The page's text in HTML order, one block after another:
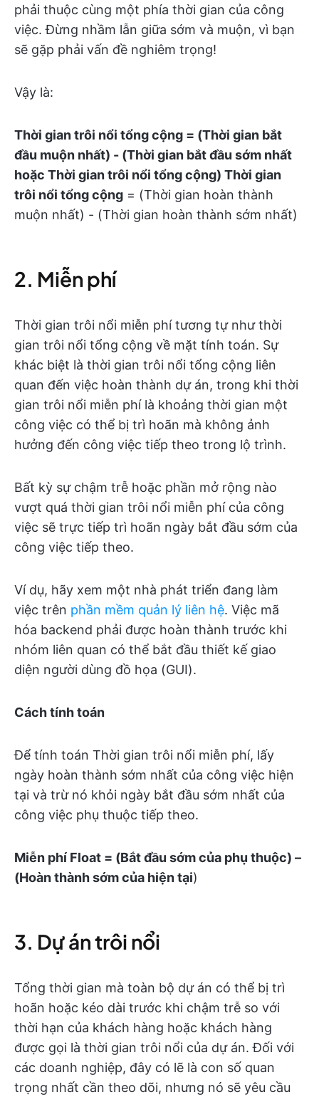
phải thuộc cùng một phía thời gian của công
việc. Đừng nhầm lẫn giữa sớm và muộn, vì bạn
sẽ gặp phải vấn đề nghiêm trọng!
Vậy là:
Thời gian trôi nổi tổng cộng = (Thời gian bắt
đầu muộn nhất) - (Thời gian bắt đầu sớm nhất
hoặc Thời gian trôi nổi tổng cộng) Thời gian
trôi nổi tổng cộng = (Thời gian hoàn thành
muộn nhất) - (Thời gian hoàn thành sớm nhất)
2. Miễn phí
Thời gian trôi nổi miễn phí tương tự như thời
gian trôi nổi tổng cộng về mặt tính toán. Sự
khác biệt là thời gian trôi nổi tổng cộng liên
quan đến việc hoàn thành dự án, trong khi thời
gian trôi nổi miễn phí là khoảng thời gian một
công việc có thể bị trì hoãn mà không ảnh
hưởng đến công việc tiếp theo trong lộ trình.
Bất kỳ sự chậm trễ hoặc phần mở rộng nào
vượt quá thời gian trôi nổi miễn phí của công
việc sẽ trực tiếp trì hoãn ngày bắt đầu sớm của
công việc tiếp theo.
Ví dụ, hãy xem một nhà phát triển đang làm
việc trên phần mềm quản lý liên hệ. Việc mã
hóa backend phải được hoàn thành trước khi
nhóm liên quan có thể bắt đầu thiết kế giao
diện người dùng đồ họa (GUI).
Cách tính toán
Để tính toán Thời gian trôi nổi miễn phí, lấy
ngày hoàn thành sớm nhất của công việc hiện
tại và trừ nó khỏi ngày bắt đầu sớm nhất của
công việc phụ thuộc tiếp theo.
Miễn phí Float = (Bắt đầu sớm của phụ thuộc) –
(Hoàn thành sớm của hiện tại)
3. Dự án trôi nổi
Tổng thời gian mà toàn bộ dự án có thể bị trì
hoãn hoặc kéo dài trước khi chậm trễ so với
thời hạn của khách hàng hoặc khách hàng
được gọi là thời gian trôi nổi của dự án. Đối với
các doanh nghiệp, đây có lẽ là con số quan
trọng nhất cần theo dõi, nhưng nó sẽ yêu cầu